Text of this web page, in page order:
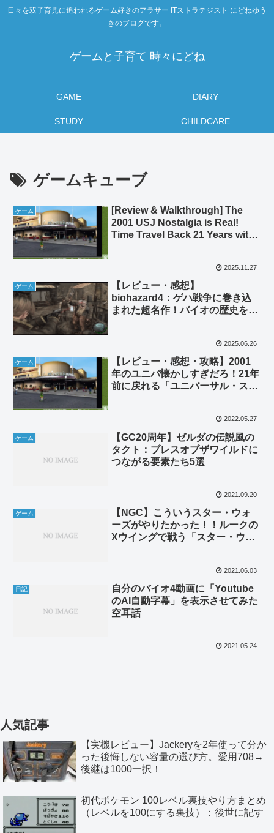
日々を双子育児に追われるゲーム好きのアラサー ITストラテジスト にどねゆう
きのブログです。
ゲームと子育て 時々にどね
GAME DIARY
STUDY CHILDCARE
ゲームキューブ
ゲーム
[Review & Walkthrough] The
2001 USJ Nostalgia is Real!
Time Travel Back 21 Years with
2025.11.27
ゲーム
【レビュー・感想】
biohazard4：ゲハ戦争に巻き込
まれた超名作！バイオの歴史を変
2025.06.26
ゲーム
【レビュー・感想・攻略】2001
年のユニバ懐かしすぎだろ！21年
前に戻れる「ユニバーサル・スタ
2022.05.27
ゲーム
【GC20周年】ゼルダの伝説風の
タクト：ブレスオブザワイルドに
つながる要素たち5選
2021.09.20
ゲーム
【NGC】こういうスター・ウォ
ーズがやりたかった！！ルークの
Xウイングで戦う「スター・ウォ
2021.06.03
日記
自分のバイオ4動画に「Youtube
のAI自動字幕」を表示させてみた
空耳話
2021.05.24
人気記事
【実機レビュー】Jackeryを2年使って分か
った後悔しない容量の選び方。愛用708→
後継は1000一択！
初代ポケモン 100レベル裏技やり方まとめ
（レベルを100にする裏技）：後世に記す